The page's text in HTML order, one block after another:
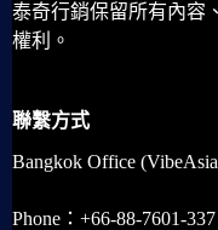
泰奇行銷保留所有內容
權利。
聯繫方式
Bangkok Office
Phone：+66-88-7601-337